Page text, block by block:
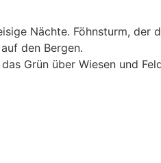
Nächte. Föhnsturm, der
den Bergen.
Grün über Wiesen und